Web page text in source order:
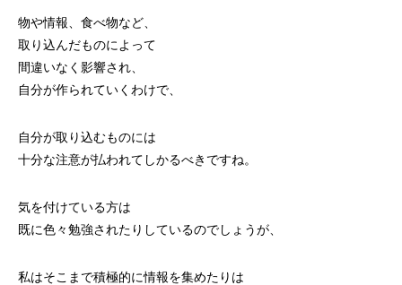
物や情報、食べ物など、
取り込んだものによって
間違いなく影響され、
自分が作られていくわけで、
自分が取り込むものには
十分な注意が払われてしかるべきですね。
気を付けている方は
既に色々勉強されたりしているのでしょうが、
私はそこまで積極的に情報を集めたりは